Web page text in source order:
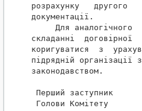
розрахунку   другого
документації.
Для аналогічного
складанні
коригуватися  з
підрядній
законодавством.
Перший заступник
Голови